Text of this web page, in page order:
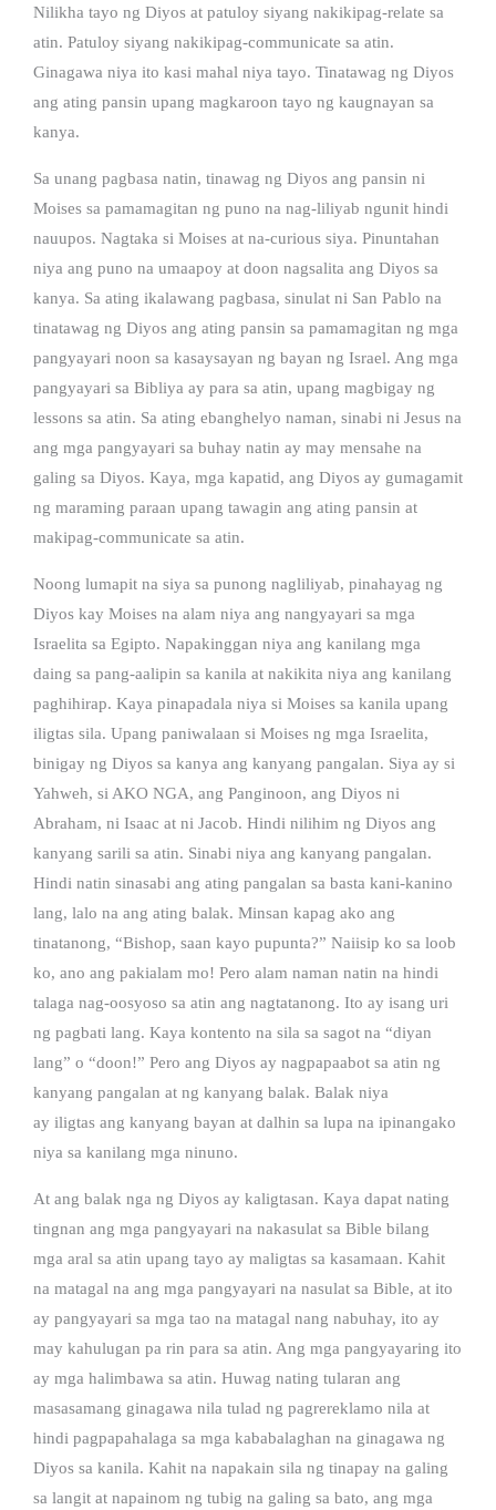
Nilikha tayo ng Diyos at patuloy siyang nakikipag-relate sa
atin. Patuloy siyang nakikipag-communicate sa atin.
Ginagawa niya ito kasi mahal niya tayo. Tinatawag ng Diyos
ang ating pansin upang magkaroon tayo ng kaugnayan sa
kanya.
Sa unang pagbasa natin, tinawag ng Diyos ang pansin ni
Moises sa pamamagitan ng puno na nag-liliyab ngunit hindi
nauupos. Nagtaka si Moises at na-curious siya. Pinuntahan
niya ang puno na umaapoy at doon nagsalita ang Diyos sa
kanya. Sa ating ikalawang pagbasa, sinulat ni San Pablo na
tinatawag ng Diyos ang ating pansin sa pamamagitan ng mga
pangyayari noon sa kasaysayan ng bayan ng Israel. Ang mga
pangyayari sa Bibliya ay para sa atin, upang magbigay ng
lessons sa atin. Sa ating ebanghelyo naman, sinabi ni Jesus na
ang mga pangyayari sa buhay natin ay may mensahe na
galing sa Diyos. Kaya, mga kapatid, ang Diyos ay gumagamit
ng maraming paraan upang tawagin ang ating pansin at
makipag-communicate sa atin.
Noong lumapit na siya sa punong nagliliyab, pinahayag ng
Diyos kay Moises na alam niya ang nangyayari sa mga
Israelita sa Egipto. Napakinggan niya ang kanilang mga
daing sa pang-aalipin sa kanila at nakikita niya ang kanilang
paghihirap. Kaya pinapadala niya si Moises sa kanila upang
iligtas sila. Upang paniwalaan si Moises ng mga Israelita,
binigay ng Diyos sa kanya ang kanyang pangalan. Siya ay si
Yahweh, si AKO NGA, ang Panginoon, ang Diyos ni
Abraham, ni Isaac at ni Jacob. Hindi nilihim ng Diyos ang
kanyang sarili sa atin. Sinabi niya ang kanyang pangalan.
Hindi natin sinasabi ang ating pangalan sa basta kani-kanino
lang, lalo na ang ating balak. Minsan kapag ako ang
tinatanong, “Bishop, saan kayo pupunta?” Naiisip ko sa loob
ko, ano ang pakialam mo! Pero alam naman natin na hindi
talaga nag-oosyoso sa atin ang nagtatanong. Ito ay isang uri
ng pagbati lang. Kaya kontento na sila sa sagot na “diyan
lang” o “doon!” Pero ang Diyos ay nagpapaabot sa atin ng
kanyang pangalan at ng kanyang balak. Balak niya
ay iligtas ang kanyang bayan at dalhin sa lupa na ipinangako
niya sa kanilang mga ninuno.
At ang balak nga ng Diyos ay kaligtasan. Kaya dapat nating
tingnan ang mga pangyayari na nakasulat sa Bible bilang
mga aral sa atin upang tayo ay maligtas sa kasamaan. Kahit
na matagal na ang mga pangyayari na nasulat sa Bible, at ito
ay pangyayari sa mga tao na matagal nang nabuhay, ito ay
may kahulugan pa rin para sa atin. Ang mga pangyayaring ito
ay mga halimbawa sa atin. Huwag nating tularan ang
masasamang ginagawa nila tulad ng pagrereklamo nila at
hindi pagpapahalaga sa mga kababalaghan na ginagawa ng
Diyos sa kanila. Kahit na napakain sila ng tinapay na galing
sa langit at napainom ng tubig na galing sa bato, ang mga